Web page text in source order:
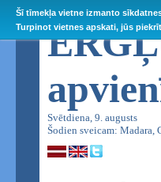
Šī tīmekļa vietne izmanto
Turpinot vietnes apskati, jūs
Svētdiena, 9. augusts
Šodien sveicam: Madara,